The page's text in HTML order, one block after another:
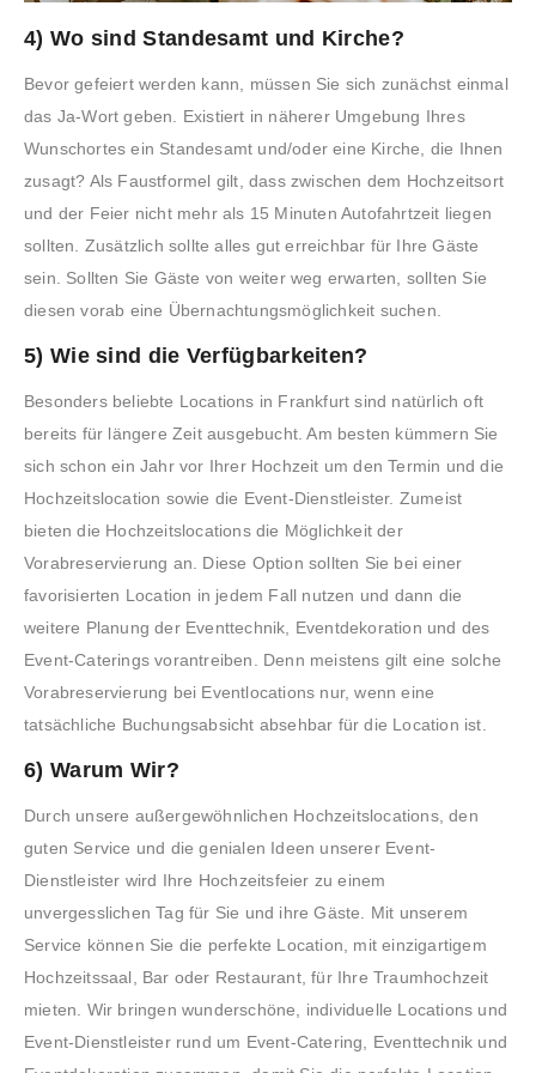
4) Wo sind Standesamt und Kirche?
Bevor gefeiert werden kann, müssen Sie sich zunächst einmal
das Ja-Wort geben. Existiert in näherer Umgebung Ihres
Wunschortes ein Standesamt und/oder eine Kirche, die Ihnen
zusagt? Als Faustformel gilt, dass zwischen dem Hochzeitsort
und der Feier nicht mehr als 15 Minuten Autofahrtzeit liegen
sollten. Zusätzlich sollte alles gut erreichbar für Ihre Gäste
sein. Sollten Sie Gäste von weiter weg erwarten, sollten Sie
diesen vorab eine Übernachtungsmöglichkeit suchen.
5) Wie sind die Verfügbarkeiten?
Besonders beliebte Locations in Frankfurt sind natürlich oft
bereits für längere Zeit ausgebucht. Am besten kümmern Sie
sich schon ein Jahr vor Ihrer Hochzeit um den Termin und die
Hochzeitslocation sowie die Event-Dienstleister. Zumeist
bieten die Hochzeitslocations die Möglichkeit der
Vorabreservierung an. Diese Option sollten Sie bei einer
favorisierten Location in jedem Fall nutzen und dann die
weitere Planung der Eventtechnik, Eventdekoration und des
Event-Caterings vorantreiben. Denn meistens gilt eine solche
Vorabreservierung bei Eventlocations nur, wenn eine
tatsächliche Buchungsabsicht absehbar für die Location ist.
6) Warum Wir?
Durch unsere außergewöhnlichen Hochzeitslocations, den
guten Service und die genialen Ideen unserer Event-
Dienstleister wird Ihre Hochzeitsfeier zu einem
unvergesslichen Tag für Sie und ihre Gäste. Mit unserem
Service können Sie die perfekte Location, mit einzigartigem
Hochzeitssaal, Bar oder Restaurant, für Ihre Traumhochzeit
mieten. Wir bringen wunderschöne, individuelle Locations und
Event-Dienstleister rund um Event-Catering, Eventtechnik und